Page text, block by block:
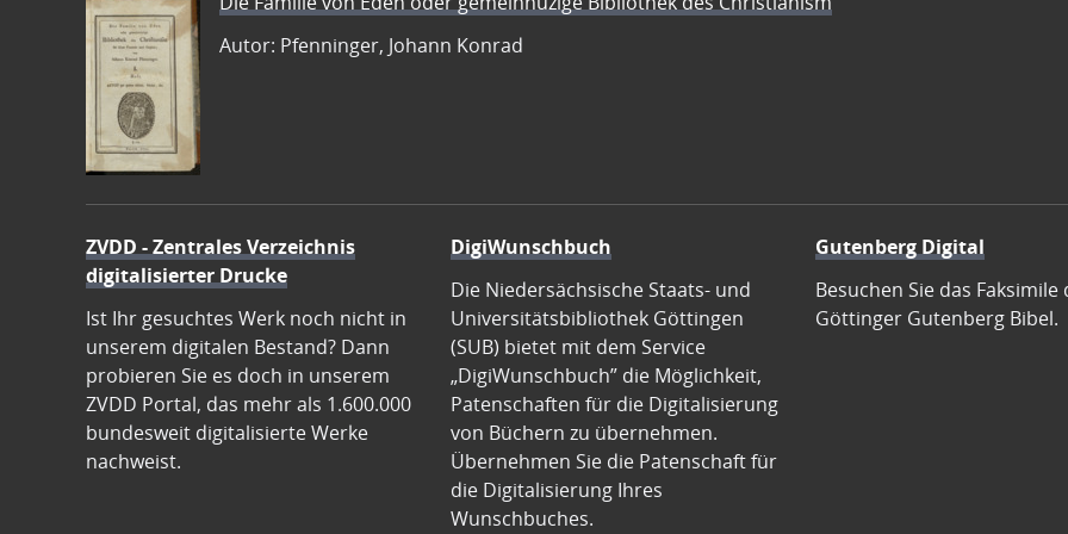
Autor: Pfenninger, Johann Konrad
ZVDD - Zentrales Verzeichnis
digitalisierter Drucke
Ist Ihr gesuchtes Werk noch nicht in
unserem digitalen Bestand? Dann
probieren Sie es doch in unserem
ZVDD Portal, das mehr als 1.600.000
bundesweit digitalisierte Werke
nachweist.
DigiWunschbuch
Die Niedersächsische Staats- und
Universitätsbibliothek Göttingen
(SUB) bietet mit dem Service
„DigiWunschbuch” die Möglichkeit,
Patenschaften für die Digitalisierung
von Büchern zu übernehmen.
Übernehmen Sie die Patenschaft für
die Digitalisierung Ihres
Wunschbuches.
Gutenberg Digital
Besuchen Sie das Faksimile
Göttinger Gutenberg Bibel.